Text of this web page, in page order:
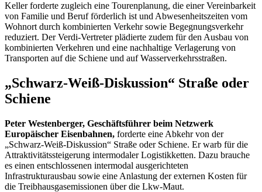
Keller forderte zugleich eine Tourenplanung, die einer Vereinbarkeit
von Familie und Beruf förderlich ist und Abwesenheitszeiten vom
Wohnort durch kombinierten Verkehr sowie Begegnungsverkehr
reduziert. Der Verdi-Vertreter plädierte zudem für den Ausbau von
kombinierten Verkehren und eine nachhaltige Verlagerung von
Transporten auf die Schiene und auf Wasserverkehrsstraßen.
„Schwarz-Weiß-Diskussion“ Straße oder
Schiene
Peter Westenberger, Geschäftsführer beim Netzwerk
Europäischer Eisenbahnen, forderte eine Abkehr von der
„Schwarz-Weiß-Diskussion“ Straße oder Schiene. Er warb für die
Attraktivitätssteigerung intermodaler Logistikketten. Dazu brauche
es einen entschlossenen intermodal ausgerichteten
Infrastrukturausbau sowie eine Anlastung der externen Kosten für
die Treibhausgasemissionen über die Lkw-Maut.